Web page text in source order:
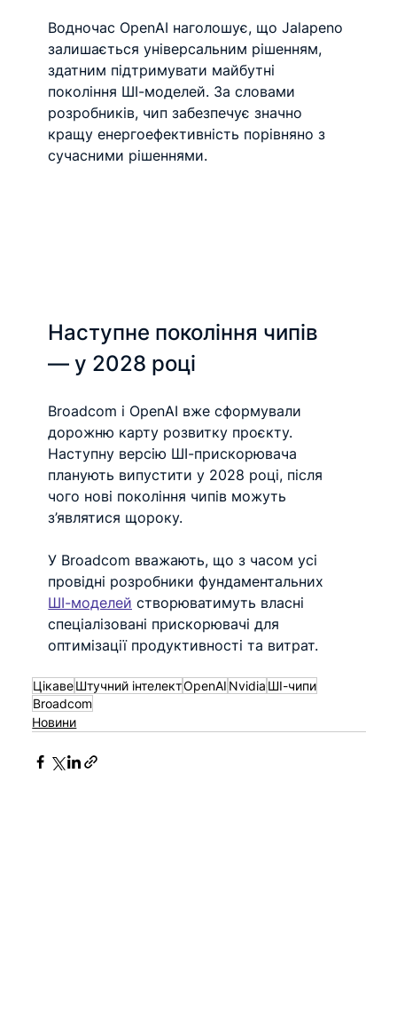
Водночас OpenAI наголошує, що Jalapeno
залишається універсальним рішенням,
здатним підтримувати майбутні
покоління ШІ-моделей. За словами
розробників, чип забезпечує значно
кращу енергоефективність порівняно з
сучасними рішеннями.
Наступне покоління чипів
— у 2028 році
Broadcom і OpenAI вже сформували
дорожню карту розвитку проєкту.
Наступну версію ШІ-прискорювача
планують випустити у 2028 році, після
чого нові покоління чипів можуть
з’являтися щороку.
У Broadcom вважають, що з часом усі
провідні розробники фундаментальних
ШІ-моделей створюватимуть власні
спеціалізовані прискорювачі для
оптимізації продуктивності та витрат.
ЦікавеШтучний інтелектOpenAI Nvidia ШІ-чипи
Broadcom
Новини